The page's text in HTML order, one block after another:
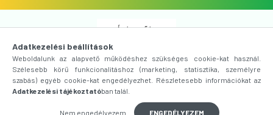
Árukereső.hu
Adatkezelési beállítások
Weboldalunk az alapvető működéshez szükséges cookie-kat használ.
Szélesebb körű funkcionalitáshoz (marketing, statisztika, személyre
szabás) egyéb cookie-kat engedélyezhet. Részletesebb információkat az
Adatkezelési tájékoztatóban talál.
Nem engedélyezem ENGEDÉLYEZEM